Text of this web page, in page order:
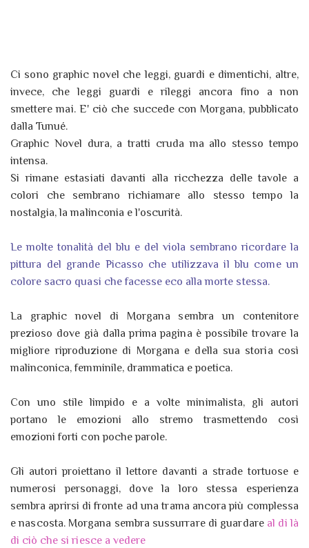
Ci sono graphic novel che leggi, guardi e dimentichi, altre,
invece, che leggi guardi e rileggi ancora fino a non
smettere mai. E' ciò che succede con Morgana, pubblicato
dalla Tunué.
Graphic Novel dura, a tratti cruda ma allo stesso tempo
intensa.
Si rimane estasiati davanti alla ricchezza delle tavole a
colori che sembrano richiamare allo stesso tempo la
nostalgia, la malinconia e l'oscurità.
Le molte tonalità del blu e del viola sembrano ricordare la
pittura del grande Picasso che utilizzava il blu come un
colore sacro quasi che facesse eco alla morte stessa.
La graphic novel di Morgana sembra un contenitore
prezioso dove già dalla prima pagina è possibile trovare la
migliore riproduzione di Morgana e della sua storia così
malinconica, femminile, drammatica e poetica.
Con uno stile limpido e a volte minimalista, gli autori
portano le emozioni allo stremo trasmettendo così
emozioni forti con poche parole.
Gli autori proiettano il lettore davanti a strade tortuose e
numerosi personaggi, dove la loro stessa esperienza
sembra aprirsi di fronte ad una trama ancora più complessa
e nascosta. Morgana sembra sussurrare di guardare al di là
di ciò che si riesce a vedere